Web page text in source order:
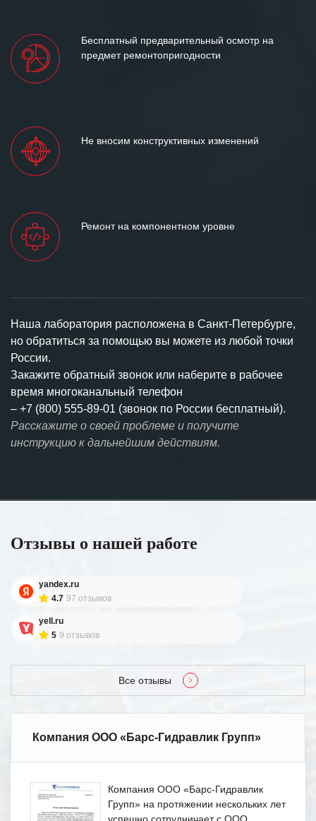
Бесплатный предварительный осмотр на
предмет ремонтопригодности
Не вносим конструктивных изменений
Ремонт на компонентном уровне
Наша лаборатория расположена в Санкт-Петербурге,
но обратиться за помощью вы можете из любой точки
России.
Закажите обратный звонок или наберите в рабочее
время многоканальный телефон
– +7 (800) 555-89-01 (звонок по России бесплатный).
Расскажите о своей проблеме и получите
инструкцию к дальнейшим действиям.
Отзывы о нашей работе
yandex.ru
4.7 97 отзывов
yell.ru
5 9 отзывов
Все отзывы
Компания ООО «Барс-Гидравлик Групп»
Компания ООО «Барс-Гидравлик
Групп» на протяжении нескольких лет
успешно сотрудничает с ООО